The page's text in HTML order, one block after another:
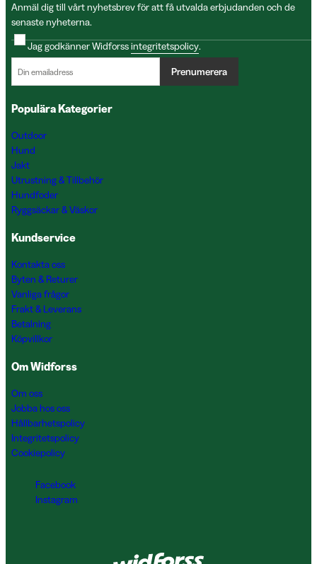
Anmäl dig till vårt nyhetsbrev för att få utvalda erbjudanden och de
senaste nyheterna.
Jag godkänner Widforssintegritetspolicy.
Prenumerera
Populära Kategorier
Outdoor
Hund
Jakt
Utrustning & Tillbehör
Hundfoder
Ryggsäckar & Väskor
Kundservice
Kontakta oss
Byten & Returer
Vanliga frågor
Frakt & Leverans
Betalning
Köpvillkor
Om Widforss
Om oss
Jobba hos oss
Hållbarhetspolicy
Integritetspolicy
Cookiepolicy
Facebook
Instagram